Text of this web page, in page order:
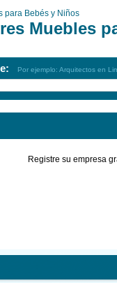
para Bebés y Niños
Muebles
Por ejemplo: Arquitectos en
Registre su empresa